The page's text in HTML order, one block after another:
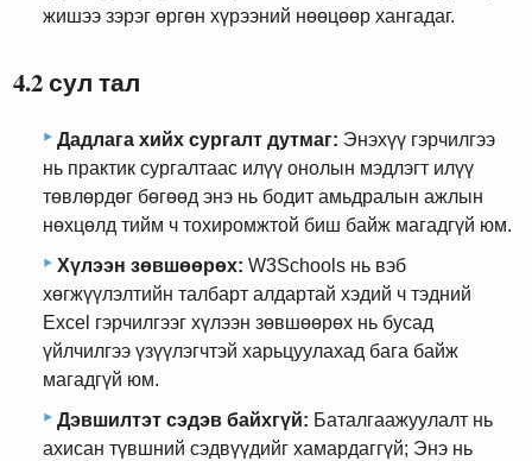
жишээ зэрэг өргөн хүрээний нөөцөөр хангадаг.
4.2 сул тал
Дадлага хийх сургалт дутмаг: Энэхүү гэрчилгээ
нь практик сургалтаас илүү онолын мэдлэгт илүү
төвлөрдөг бөгөөд энэ нь бодит амьдралын ажлын
нөхцөлд тийм ч тохиромжтой биш байж магадгүй юм.
Хүлээн зөвшөөрөх: W3Schools нь вэб
хөгжүүлэлтийн талбарт алдартай хэдий ч тэдний
Excel гэрчилгээг хүлээн зөвшөөрөх нь бусад
үйлчилгээ үзүүлэгчтэй харьцуулахад бага байж
магадгүй юм.
Дэвшилтэт сэдэв байхгүй: Баталгаажуулалт нь
ахисан түвшний сэдвүүдийг хамардаггүй; Энэ нь